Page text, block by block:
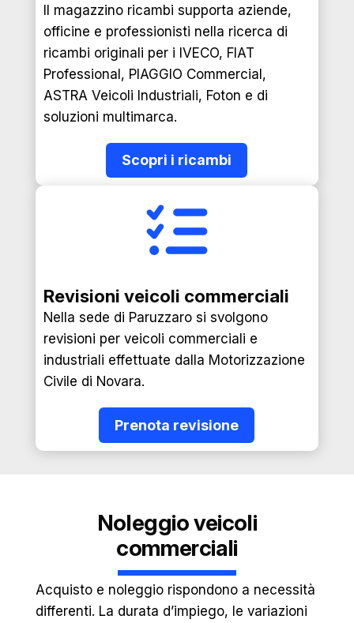
Il magazzino ricambi supporta aziende,
officine e professionisti nella ricerca di
ricambi originali per i IVECO, FIAT
Professional, PIAGGIO Commercial,
ASTRA Veicoli Industriali, Foton e di
soluzioni multimarca.
Scopri i ricambi
Revisioni veicoli commerciali
Nella sede di Paruzzaro si svolgono
revisioni per veicoli commerciali e
industriali effettuate dalla Motorizzazione
Civile di Novara.
Prenota revisione
Noleggio veicoli
commerciali
Acquisto e noleggio rispondono a necessità
differenti. La durata d’impiego, le variazioni